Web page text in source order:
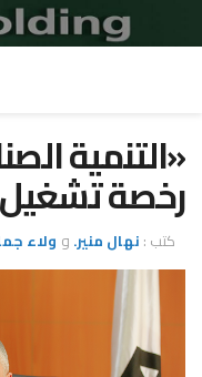
رخصة
كتب : نهال منير. و ولاء